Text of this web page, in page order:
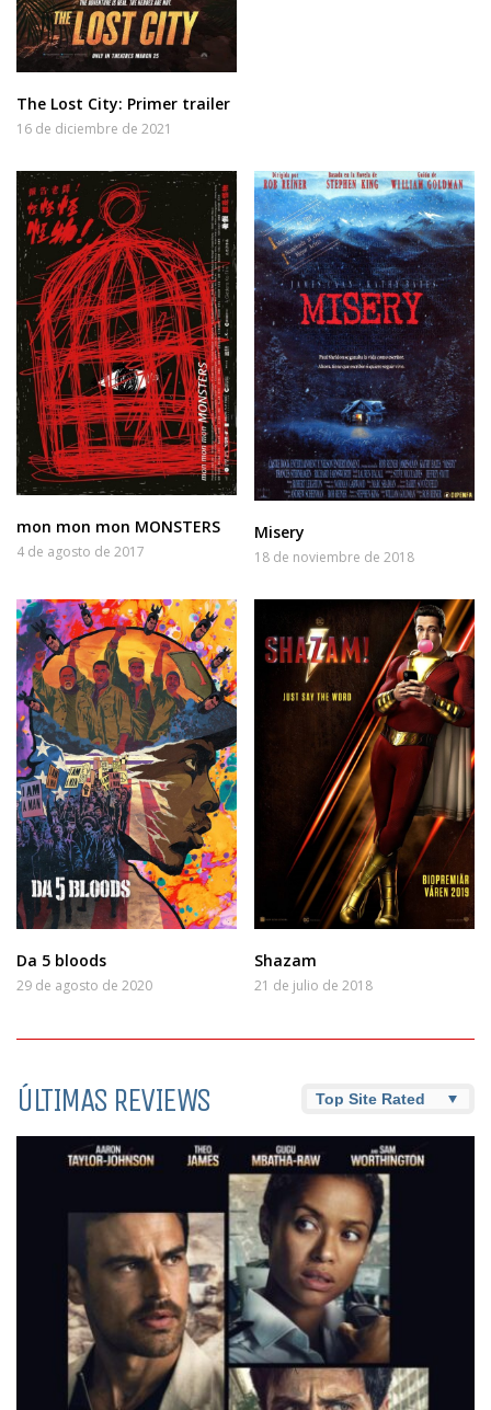
The Lost City: Primer trailer
16 de diciembre de 2021
mon mon mon MONSTERS
4 de agosto de 2017
Misery
18 de noviembre de 2018
Da 5 bloods
29 de agosto de 2020
Shazam
21 de julio de 2018
ÚLTIMAS REVIEWS